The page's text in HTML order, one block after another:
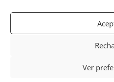
Ver
Privacidad
Mapa